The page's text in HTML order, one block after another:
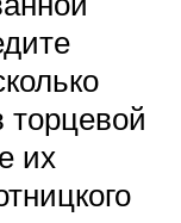
торцевой
их